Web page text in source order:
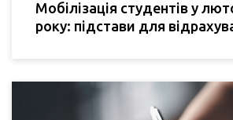
Мобілізація студентів у
року: підстави для